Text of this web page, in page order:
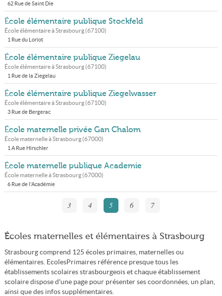
62 Rue de Saint Die
École élémentaire publique Stockfeld
École élémentaire àStrasbourg(67100)
1 Rue du Loriot
École élémentaire publique Ziegelau
École élémentaire àStrasbourg(67100)
1 Rue de la Ziegelau
École élémentaire publique Ziegelwasser
École élémentaire àStrasbourg(67100)
3 Rue de Bergerac
École maternelle privée Gan Chalom
École maternelle àStrasbourg(67000)
1 A Rue Hirschler
École maternelle publique Academie
École maternelle àStrasbourg(67000)
6 Rue de l'Académie
3 4 5 6 7
Écoles maternelles et élémentaires à Strasbourg
Strasbourg comprend 125 écoles primaires, maternelles ou
élémentaires. EcolesPrimaires référence presque tous les
établissements scolaires strasbourgeois et chaque établissement
scolaire dispose d'une page pour présenter ses coordonnées, un plan,
ainsi que des infos supplémentaires.